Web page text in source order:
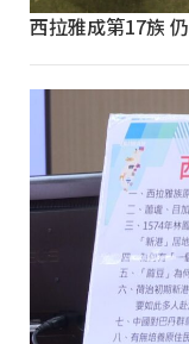
西拉雅成第17族